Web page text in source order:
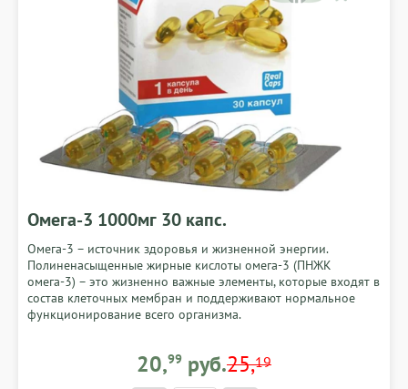
Омега-3 1000мг 30 капс.
Омега-3 – источник здоровья и жизненной энергии.
Полиненасыщенные жирные кислоты омега-3 (ПНЖК
омега-3) – это жизненно важные элементы, которые входят в
состав клеточных мембран и поддерживают нормальное
функционирование всего организма.
25,19
20,99 BYN
20,99 руб.